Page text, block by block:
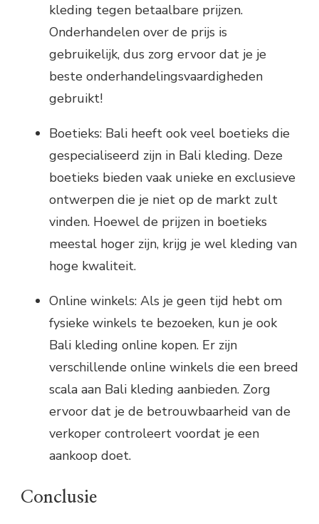
kleding tegen betaalbare prijzen.
Onderhandelen over de prijs is
gebruikelijk, dus zorg ervoor dat je je
beste onderhandelingsvaardigheden
gebruikt!
Boetieks: Bali heeft ook veel boetieks die
gespecialiseerd zijn in Bali kleding. Deze
boetieks bieden vaak unieke en exclusieve
ontwerpen die je niet op de markt zult
vinden. Hoewel de prijzen in boetieks
meestal hoger zijn, krijg je wel kleding van
hoge kwaliteit.
Online winkels: Als je geen tijd hebt om
fysieke winkels te bezoeken, kun je ook
Bali kleding online kopen. Er zijn
verschillende online winkels die een breed
scala aan Bali kleding aanbieden. Zorg
ervoor dat je de betrouwbaarheid van de
verkoper controleert voordat je een
aankoop doet.
Conclusie